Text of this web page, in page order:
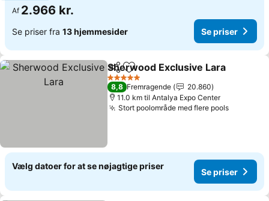
Af 2.966 kr.
Se priser fra 13 hjemmesider Se priser
Del Føj til favoritter
Sherwood Exclusive Lara
5 Stjerner
8,8 Fremragende
20.860
11.0 km til Antalya Expo Center
Stort poolområde med flere pools
Vælg datoer for at se nøjagtige priser
Se priser